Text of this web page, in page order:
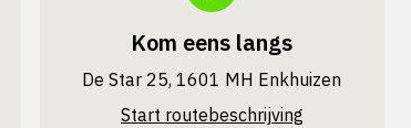
Kom eens langs
De Star 25, 1601 MH Enkhuizen
Start routebeschrijving